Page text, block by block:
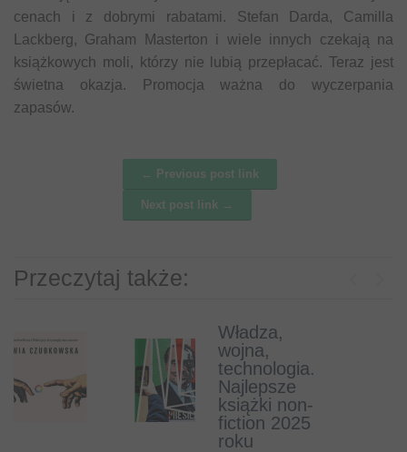
cenach i z dobrymi rabatami. Stefan Darda, Camilla
Lackberg, Graham Masterton i wiele innych czekają na
książkowych moli, którzy nie lubią przepłacać. Teraz jest
świetna okazja. Promocja ważna do wyczerpania
zapasów.
Post navigation← Previous post link
Next post link →
Przeczytaj także:
Władza,
wojna,
technologia.
Najlepsze
książki non-
fiction 2025
roku
Książki o
psach, które
musisz
przeczytać